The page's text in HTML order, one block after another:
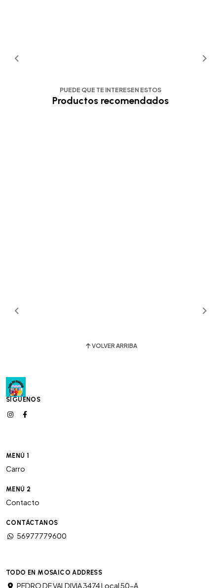
PUEDE QUE TE INTERESEN ESTOS
Productos recomendados
VOLVER ARRIBA
SÍGUENOS
MENÚ 1
Carro
MENÚ 2
Contacto
CONTÁCTANOS
56977779600
TODO EN MOSAICO ADDRESS
PEDRO DE VALDIVIA 3474 Local 50-A